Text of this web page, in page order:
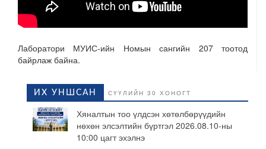
Лаборатори МУИС-ийн Номын сангийн 207 тоотод
байрлаж байна.
ИХ УНШСАН СҮҮЛИЙН 30 ХОНОГТ
Хяналтын тоо үлдсэн хөтөлбөрүүдийн
нөхөн элсэлтийн бүртгэл 2026.08.10-ны
10:00 цагт эхэлнэ